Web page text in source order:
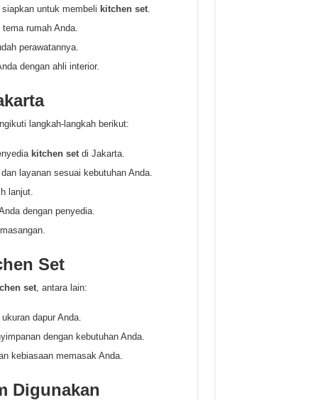
untuk membeli kitchen set.
rumah Anda.
perawatannya.
dengan ahli interior.
langkah-langkah berikut:
kitchen setdi Jakarta.
layanan sesuai kebutuhan Anda.
lanjut.
dengan penyedia.
Set
set, antara lain:
dapur Anda.
dengan kebutuhan Anda.
kebiasaan memasak Anda.
Digunakan